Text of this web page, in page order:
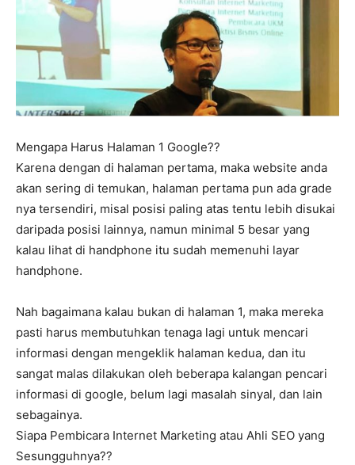
Mengapa Harus Halaman 1 Google??
Karena dengan di halaman pertama, maka website anda
akan sering di temukan, halaman pertama pun ada grade
nya tersendiri, misal posisi paling atas tentu lebih disukai
daripada posisi lainnya, namun minimal 5 besar yang
kalau lihat di handphone itu sudah memenuhi layar
handphone.
Nah bagaimana kalau bukan di halaman 1, maka mereka
pasti harus membutuhkan tenaga lagi untuk mencari
informasi dengan mengeklik halaman kedua, dan itu
sangat malas dilakukan oleh beberapa kalangan pencari
informasi di google, belum lagi masalah sinyal, dan lain
sebagainya.
Siapa Pembicara Internet Marketing atau Ahli SEO yang
Sesungguhnya??